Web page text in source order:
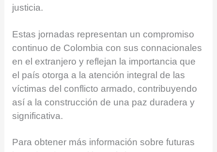
justicia.
Estas jornadas representan un compromiso
continuo de Colombia con sus connacionales
en el extranjero y reflejan la importancia que
el país otorga a la atención integral de las
víctimas del conflicto armado, contribuyendo
así a la construcción de una paz duradera y
significativa.
Para obtener más información sobre futuras